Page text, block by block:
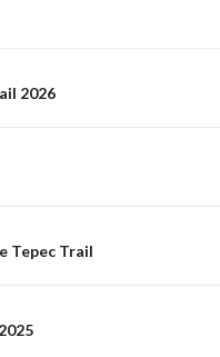
2026
Tepec Trail